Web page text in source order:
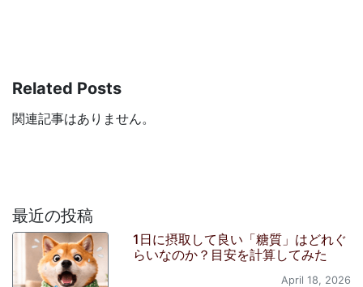
Related Posts
関連記事はありません。
最近の投稿
1日に摂取して良い「糖質」はどれぐ
らいなのか？目安を計算してみた
April 18, 2026